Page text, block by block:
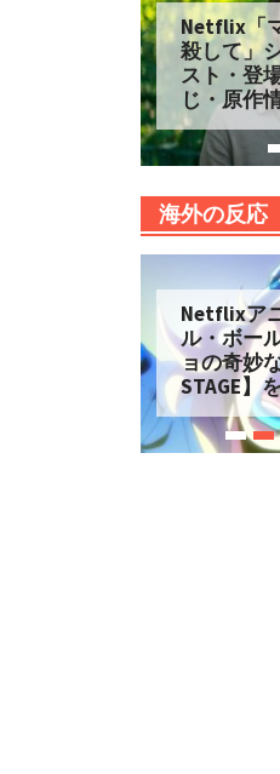
Netflix「
殺して」
スト・登
じ・原作
海外の反応
Netflixア
ル・ボー
ョの奇妙
STAGE】